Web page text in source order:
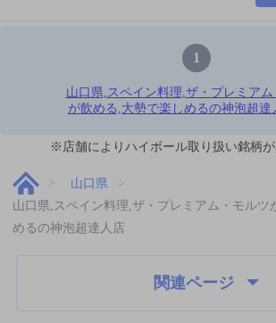
1
山口県,スペイン料理,ザ・プレミアム
が飲める,大勢で楽しめるの神泡超達
※店舗によりハイボール取り扱い銘柄が
山口県
山口県,スペイン料理,ザ・プレミアム・モルツ
めるの神泡超達人店
関連ページ